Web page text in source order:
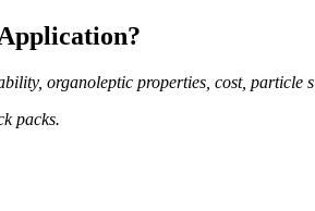
organoleptic properties, cost,
packs.